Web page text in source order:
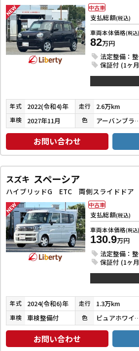
支払総額(税込)
車両本体価格(税込)
82万円
法定整備：
保証付 (1ヶ
中古車
年式 2022(令和4)年 走行 2.6万km
車検 2027年11月 色 アーバンブラウ
お問い合わせ
スズキ スペーシア
支払総額(税込)
車両本体価格(税込)
130.9万円
法定整備：
保証付 (1ヶ
中古車
年式 2024(令和6)年 走行 1.3万km
車検 車検整備付 色 ピュアホ
お問い合わせ